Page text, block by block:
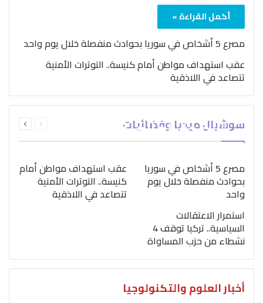
أكمل القراءة »
مصرع 5 أشخاص في سوريا بحوادث منفصلة خلال يوم واحد
عقب استهداف مواطن أمام كنيسة.. التوترات الأمنية
تتصاعد في اللاذقية
سوشيال ميديا وفضائيات الصفحةالصفحة
بمناسبة اليوم الدولي..
“الصحة العالمية” تؤكد
ضرورة اتباع نهج متكامل
لمواجهة إدمان المخدرات
مصرع 5 أشخاص في سوريا
بحوادث منفصلة خلال يوم
واحد
عقب استهداف مواطن أمام
كنيسة.. التوترات الأمنية
تتصاعد في اللاذقية
استمرار الاعتقالات
السياسية.. تركيا توقف 4
نشطاء من حزب المساواة
أخبار العلوم والتكنولوجيا